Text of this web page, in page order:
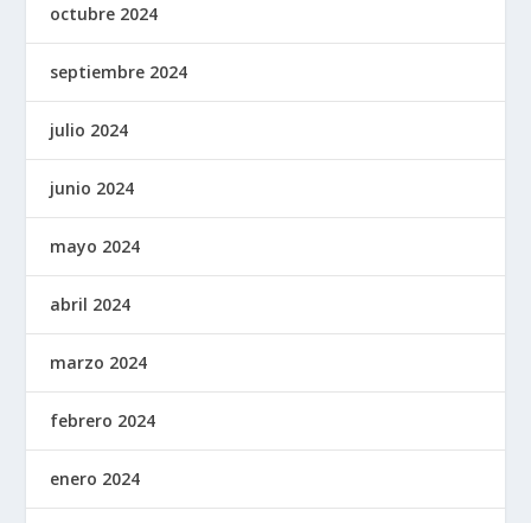
octubre 2024
septiembre 2024
julio 2024
junio 2024
mayo 2024
abril 2024
marzo 2024
febrero 2024
enero 2024